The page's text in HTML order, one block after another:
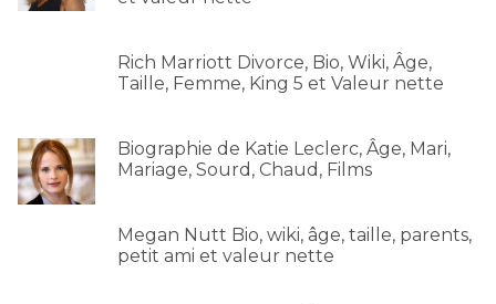
Rich Marriott Divorce, Bio, Wiki, Âge,
Taille, Femme, King 5 et Valeur nette
Biographie de Katie Leclerc, Âge, Mari,
Mariage, Sourd, Chaud, Films
Megan Nutt Bio, wiki, âge, taille, parents,
petit ami et valeur nette